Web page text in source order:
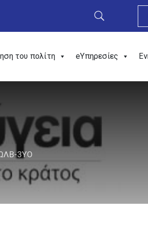
του πολίτη eΥπηρεσίες
3ΥΟ